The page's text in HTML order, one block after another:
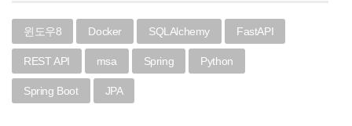
윈도우8 Docker SQLAlchemy FastAPI
REST API msa Spring Python
Spring Boot JPA